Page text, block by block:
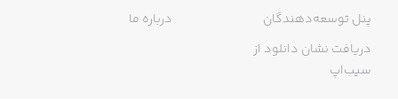
پنل توسعه‌دهندگان
دریافت نشان دانلود از
سیب‌اپ
درباره ما